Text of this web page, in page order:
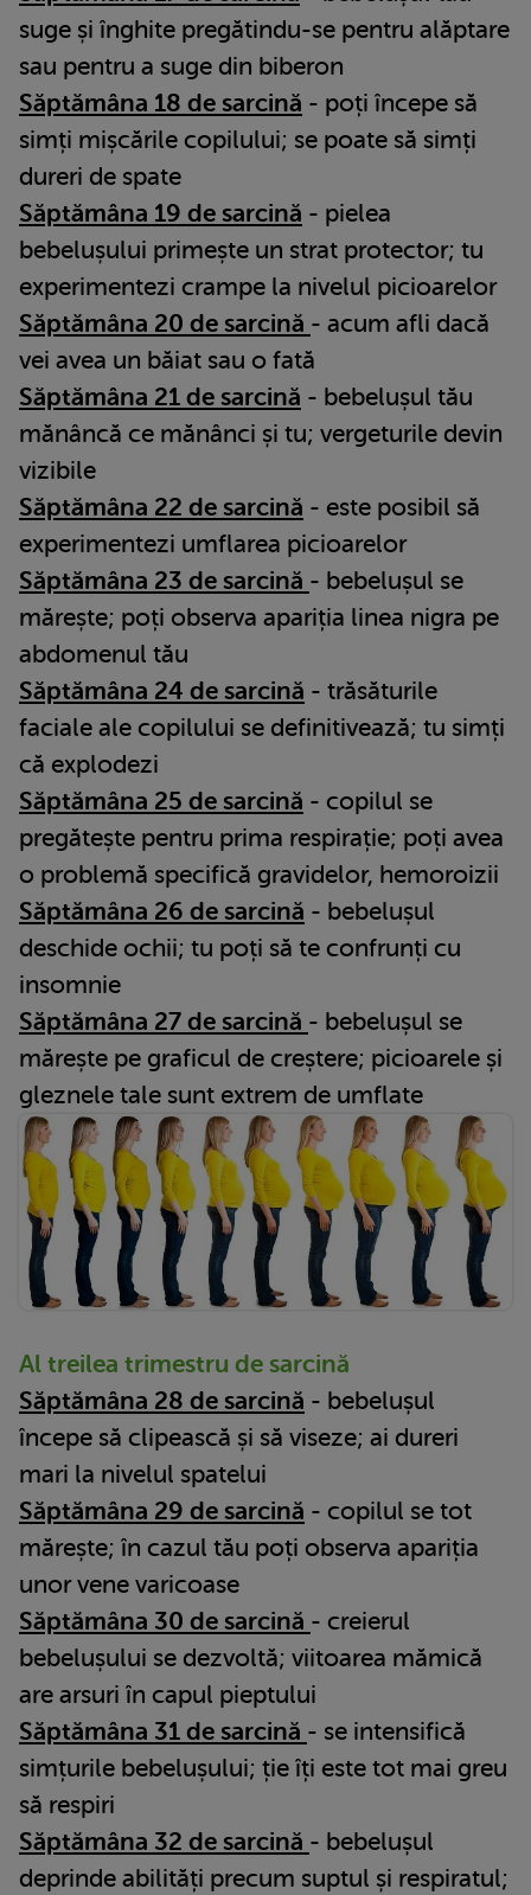
suge și înghite pregătindu-se pentru alăptare
sau pentru a suge din biberon
Săptămâna 18 de sarcină - poți începe să
simți mișcările copilului; se poate să simți
dureri de spate
Săptămâna 19 de sarcină - pielea
bebelușului primește un strat protector; tu
experimentezi crampe la nivelul picioarelor
Săptămâna 20 de sarcină - acum afli dacă
vei avea un băiat sau o fată
Săptămâna 21 de sarcină - bebelușul tău
mănâncă ce mănânci și tu; vergeturile devin
vizibile
Săptămâna 22 de sarcină - este posibil să
experimentezi umflarea picioarelor
Săptămâna 23 de sarcină - bebelușul se
mărește; poți observa apariția linea nigra pe
abdomenul tău
Săptămâna 24 de sarcină - trăsăturile
faciale ale copilului se definitivează; tu simți
că explodezi
Săptămâna 25 de sarcină - copilul se
pregătește pentru prima respirație; poți avea
o problemă specifică gravidelor, hemoroizii
Săptămâna 26 de sarcină - bebelușul
deschide ochii; tu poți să te confrunți cu
insomnie
Săptămâna 27 de sarcină - bebelușul se
mărește pe graficul de creștere; picioarele și
gleznele tale sunt extrem de umflate
Al treilea trimestru de sarcină
Săptămâna 28 de sarcină - bebelușul
începe să clipească și să viseze; ai dureri
mari la nivelul spatelui
Săptămâna 29 de sarcină - copilul se tot
mărește; în cazul tău poți observa apariția
unor vene varicoase
Săptămâna 30 de sarcină - creierul
bebelușului se dezvoltă; viitoarea mămică
are arsuri în capul pieptului
Săptămâna 31 de sarcină - se intensifică
simțurile bebelușului; ție îți este tot mai greu
să respiri
Săptămâna 32 de sarcină - bebelușul
deprinde abilități precum suptul și respiratul;